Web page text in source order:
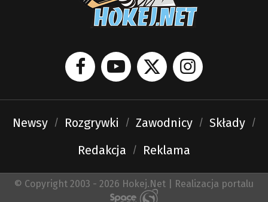
Newsy Rozgrywki Zawodnicy
Składy
Redakcja
Reklama
© Copyright 2003 - 2026 Hokej.Net | Realizacja portalu